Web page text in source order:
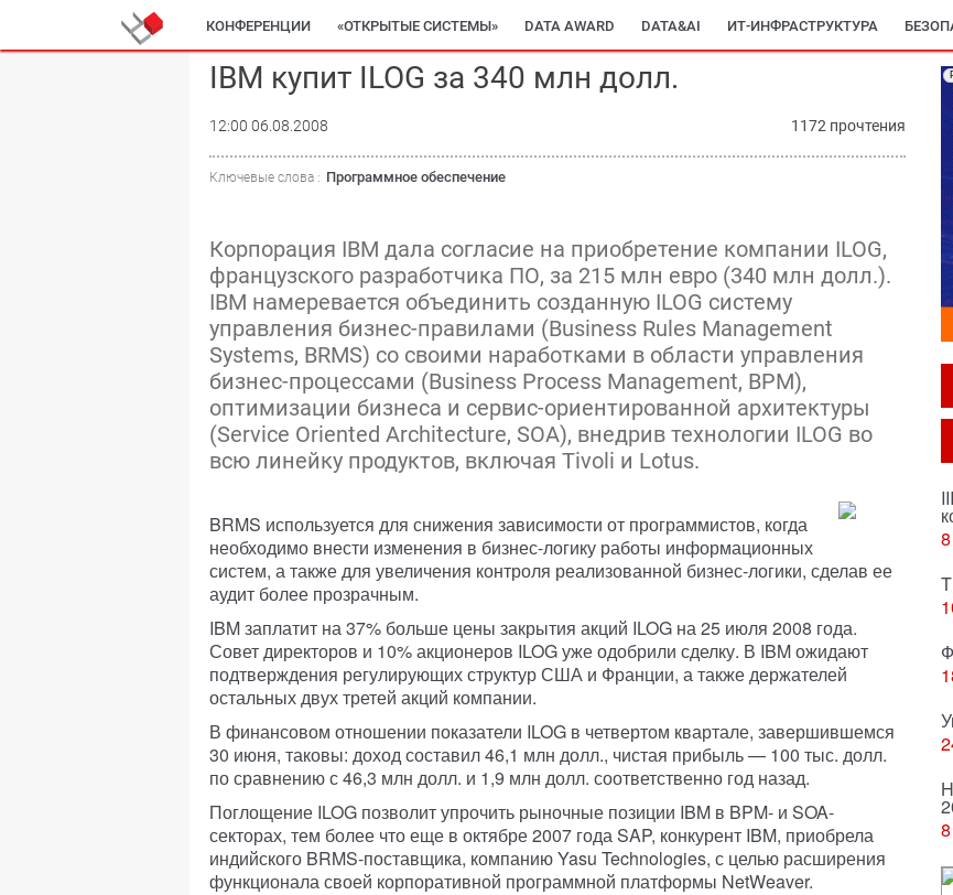
КОНФЕРЕНЦИИ «ОТКРЫТЫЕ СИСТЕМЫ» DATA AWARD DATA&AI ИТ-ИНФРАСТРУКТУРА
IBM купит ILOG за 340 млн долл.
12:00 06.08.2008 1172 прочтения
Ключевые слова : Программное обеспечение
Корпорация IBM дала согласие на приобретение компании ILOG,
французского разработчика ПО, за 215 млн евро (340 млн долл.).
IBM намеревается объединить созданную ILOG систему
управления бизнес-правилами (Business Rules Management
Systems, BRMS) со своими наработками в области управления
бизнес-процессами (Business Process Management, BPM),
оптимизации бизнеса и сервис-ориентированной архитектуры
(Service Oriented Architecture, SOA), внедрив технологии ILOG во
всю линейку продуктов, включая Tivoli и Lotus.
BRMS используется для снижения зависимости от программистов, когда
необходимо внести изменения в бизнес-логику работы информационных
систем, а также для увеличения контроля реализованной бизнес-логики, сделав ее
аудит более прозрачным.
IBM заплатит на 37% больше цены закрытия акций ILOG на 25 июля 2008 года.
Совет директоров и 10% акционеров ILOG уже одобрили сделку. В IBM ожидают
подтверждения регулирующих структур США и Франции, а также держателей
остальных двух третей акций компании.
В финансовом отношении показатели ILOG в четвертом квартале, завершившемся
30 июня, таковы: доход составил 46,1 млн долл., чистая прибыль — 100 тыс. долл.
по сравнению с 46,3 млн долл. и 1,9 млн долл. соответственно год назад.
Поглощение ILOG позволит упрочить рыночные позиции IBM в BPM- и SOA-
секторах, тем более что еще в октябре 2007 года SAP, конкурент IBM, приобрела
индийского BRMS-поставщика, компанию Yasu Technologies, с целью расширения
функционала своей корпоративной программной платформы NetWeaver.